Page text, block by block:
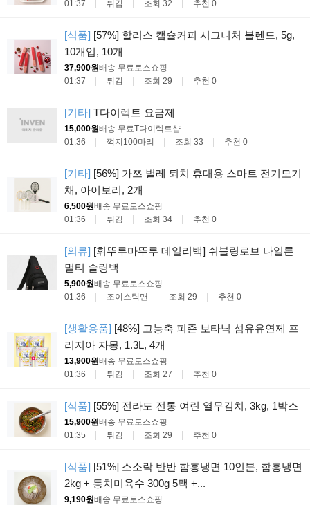
01:37
튀김 조회 32 추천 0
[식품] [57%] 할리스 캡슐커피 시그니처 블렌드, 5g,
10개입, 10개
37,900원배송 무료토스쇼핑
01:37
튀김 조회 29 추천 0
[기타] T다이렉트 요금제
15,000원배송 무료T다이렉트샵
01:36
꺽지100마리 조회 33 추천 0
[기타] [56%] 가쯔 벌레 퇴치 휴대용 스마트 전기모기
채, 아이보리, 2개
6,500원배송 무료토스쇼핑
01:36
튀김 조회 34 추천 0
[의류] [휘뚜루마뚜루 데일리백] 쉬블링로브 나일론
멀티 슬링백
5,900원배송 무료토스쇼핑
01:36
조이스틱맨 조회 29 추천 0
[생활용품] [48%] 고농축 피죤 보타닉 섬유유연제 프
리지아 자몽, 1.3L, 4개
13,900원배송 무료토스쇼핑
01:36
튀김 조회 27 추천 0
[식품] [55%] 전라도 전통 여린 열무김치, 3kg, 1박스
15,900원배송 무료토스쇼핑
01:35
튀김 조회 29 추천 0
[식품] [51%] 소소락 반반 함흥냉면 10인분, 함흥냉면
2kg + 동치미육수 300g 5팩 +...
9,190원배송 무료토스쇼핑